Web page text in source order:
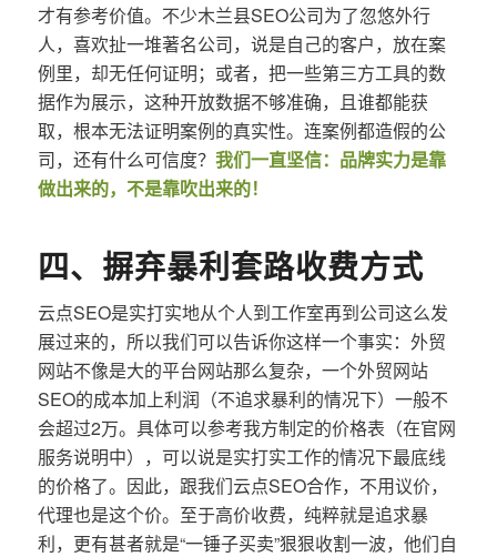
才有参考价值。不少木兰县SEO公司为了忽悠外行
人，喜欢扯一堆著名公司，说是自己的客户，放在案
例里，却无任何证明；或者，把一些第三方工具的数
据作为展示，这种开放数据不够准确，且谁都能获
取，根本无法证明案例的真实性。连案例都造假的公
司，还有什么可信度？ 我们一直坚信：品牌实力是靠
做出来的，不是靠吹出来的！
四、摒弃暴利套路收费方式
云点SEO是实打实地从个人到工作室再到公司这么发
展过来的，所以我们可以告诉你这样一个事实：外贸
网站不像是大的平台网站那么复杂，一个外贸网站
SEO的成本加上利润（不追求暴利的情况下）一般不
会超过2万。具体可以参考我方制定的价格表（在官网
服务说明中），可以说是实打实工作的情况下最底线
的价格了。因此，跟我们云点SEO合作，不用议价，
代理也是这个价。至于高价收费，纯粹就是追求暴
利，更有甚者就是“一锤子买卖”狠狠收割一波，他们自